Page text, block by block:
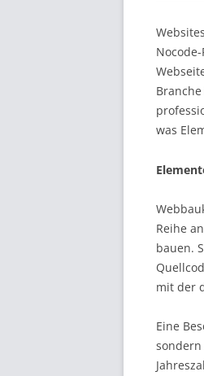
was
Reihe
bauen.
mit der
Eine
sondern